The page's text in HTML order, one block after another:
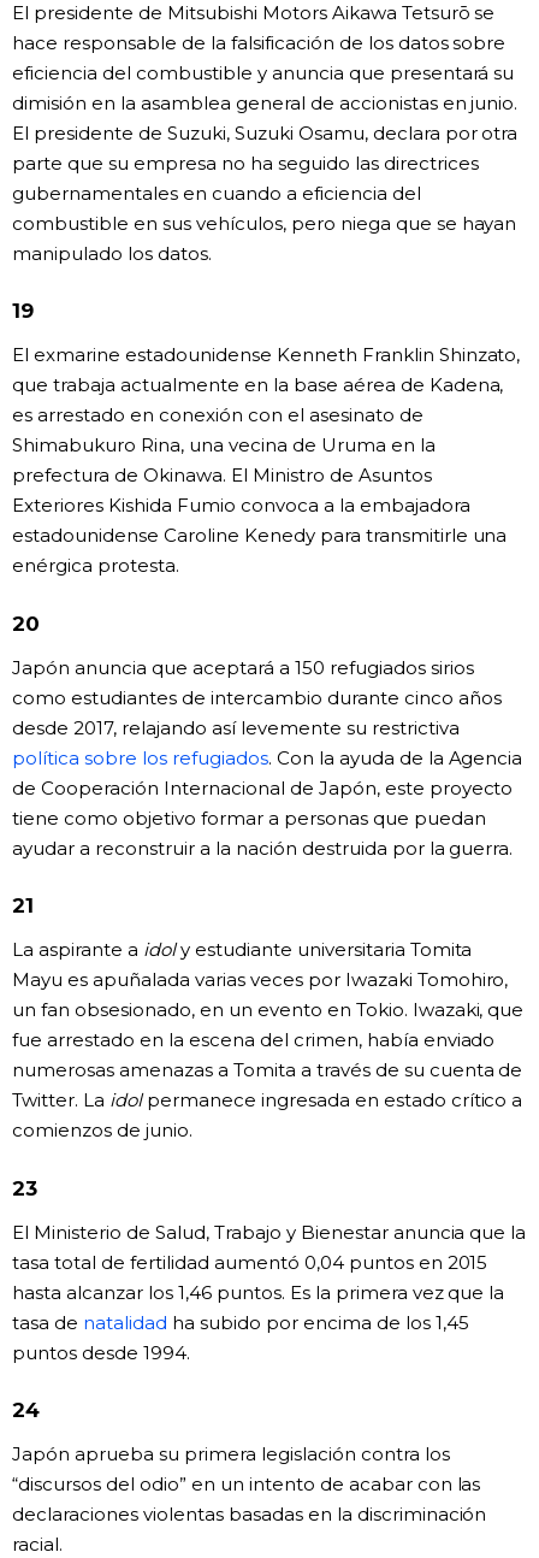
El presidente de Mitsubishi Motors Aikawa Tetsurō se
hace responsable de la falsificación de los datos sobre
eficiencia del combustible y anuncia que presentará su
dimisión en la asamblea general de accionistas en junio.
El presidente de Suzuki, Suzuki Osamu, declara por otra
parte que su empresa no ha seguido las directrices
gubernamentales en cuando a eficiencia del
combustible en sus vehículos, pero niega que se hayan
manipulado los datos.
19
El exmarine estadounidense Kenneth Franklin Shinzato,
que trabaja actualmente en la base aérea de Kadena,
es arrestado en conexión con el asesinato de
Shimabukuro Rina, una vecina de Uruma en la
prefectura de Okinawa. El Ministro de Asuntos
Exteriores Kishida Fumio convoca a la embajadora
estadounidense Caroline Kenedy para transmitirle una
enérgica protesta.
20
Japón anuncia que aceptará a 150 refugiados sirios
como estudiantes de intercambio durante cinco años
desde 2017, relajando así levemente su restrictiva
política sobre los refugiados. Con la ayuda de la Agencia
de Cooperación Internacional de Japón, este proyecto
tiene como objetivo formar a personas que puedan
ayudar a reconstruir a la nación destruida por la guerra.
21
La aspirante a idoly estudiante universitaria Tomita
Mayu es apuñalada varias veces por Iwazaki Tomohiro,
un fan obsesionado, en un evento en Tokio. Iwazaki, que
fue arrestado en la escena del crimen, había enviado
numerosas amenazas a Tomita a través de su cuenta de
Twitter. La idolpermanece ingresada en estado crítico a
comienzos de junio.
23
El Ministerio de Salud, Trabajo y Bienestar anuncia que la
tasa total de fertilidad aumentó 0,04 puntos en 2015
hasta alcanzar los 1,46 puntos. Es la primera vez que la
tasa de natalidad ha subido por encima de los 1,45
puntos desde 1994.
24
Japón aprueba su primera legislación contra los
“discursos del odio” en un intento de acabar con las
declaraciones violentas basadas en la discriminación
racial.